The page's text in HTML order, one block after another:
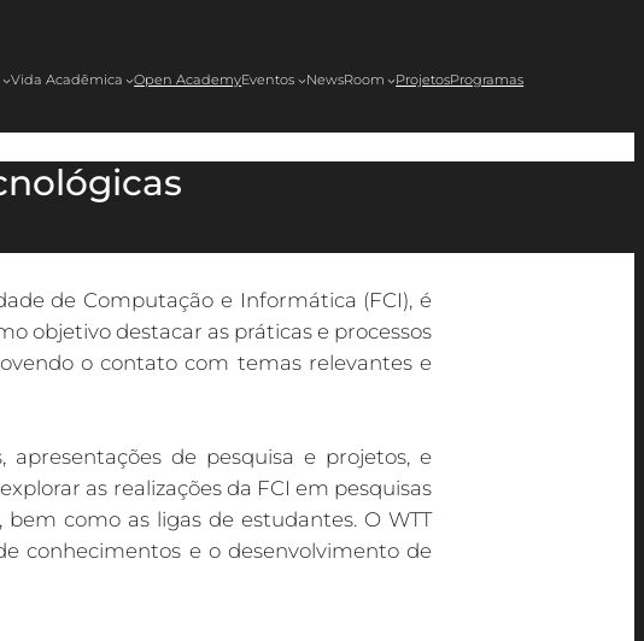
Vida Acadêmica Open AcademyEventos NewsRoom ProjetosProgramas
de Computação e Informática (FCI), é
objetivo destacar as práticas e processos
o contato com temas relevantes e
de pesquisa e projetos, e
as realizações da FCI em pesquisas
como as ligas de estudantes. O WTT
conhecimentos e o desenvolvimento de